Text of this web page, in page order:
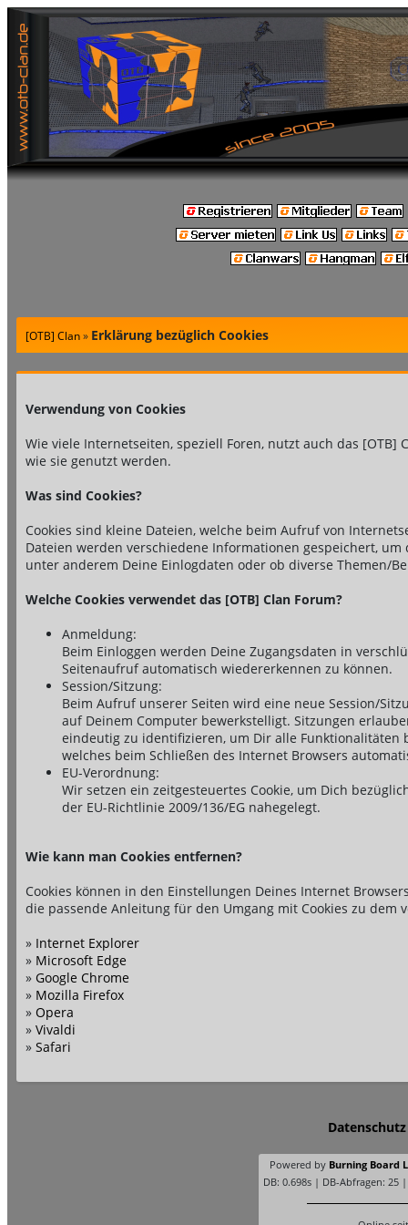
[OTB] Clan» Erklärung bezüglich Cookies
Verwendung von Cookies
Wie viele Internetseiten, speziell Foren, nutzt auch das [OTB]
wie sie genutzt werden.
Was sind Cookies?
Cookies sind kleine Dateien, welche beim Aufruf von
Dateien werden verschiedene Informationen gespeichert,
unter anderem Deine Einlogdaten oder ob diverse Themen/
Welche Cookies verwendet das [OTB] Clan Forum?
Anmeldung:
Beim Einloggen werden Deine Zugangsdaten in
Seitenaufruf automatisch wiedererkennen zu können.
Session/Sitzung:
Beim Aufruf unserer Seiten wird eine neue Session/
auf Deinem Computer bewerkstelligt. Sitzungen
eindeutig zu identifizieren, um Dir alle Funktionalitäten
welches beim Schließen des Internet Browsers
EU-Verordnung:
Wir setzen ein zeitgesteuertes Cookie, um Dich
der EU-Richtlinie 2009/136/EG nahegelegt.
Wie kann man Cookies entfernen?
Cookies können in den Einstellungen Deines Internet
die passende Anleitung für den Umgang mit Cookies zu dem
» Internet Explorer
» Microsoft Edge
» Google Chrome
» Mozilla Firefox
» Opera
» Vivaldi
» Safari
Datenschutz
Powered by Burning Board
DB: 0.698s | DB-Abfragen: 25